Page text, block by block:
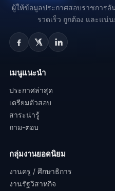
ผู้ให้ข้อมูลประกาศสอบราชการ
รวดเร็ว ถูกต้อง และแน่
เมนูแนะนำ
ประกาศล่าสุด
เตรียมตัวสอบ
สาระน่ารู้
ถาม-ตอบ
กลุ่มงานยอดนิยม
งานครู / ศึกษาธิการ
งานรัฐวิสาหกิจ